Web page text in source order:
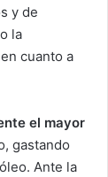
y de
la
cuanto a
el mayor
gastando
Ante la